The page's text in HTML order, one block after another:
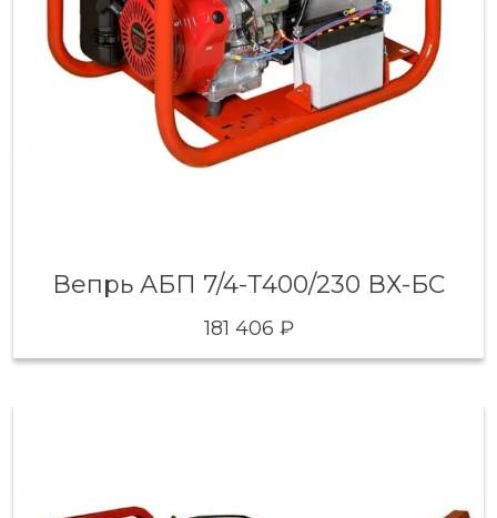
Вепрь АБП 7/4-Т400/230 ВХ-БС
181 406 ₽